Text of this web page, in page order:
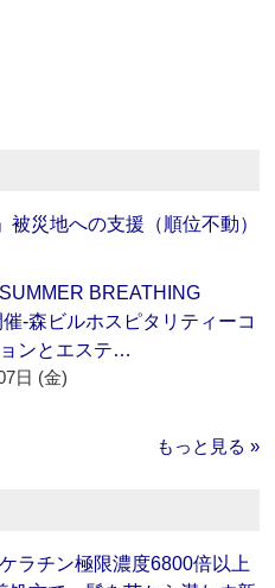
災地への支援（順位不動）
SUMMER BREATHING
‐森ビルホスピタリティーコ
ンとエステ…
日 (金)
もっと見る »
ケラチン極限濃度6800倍以上